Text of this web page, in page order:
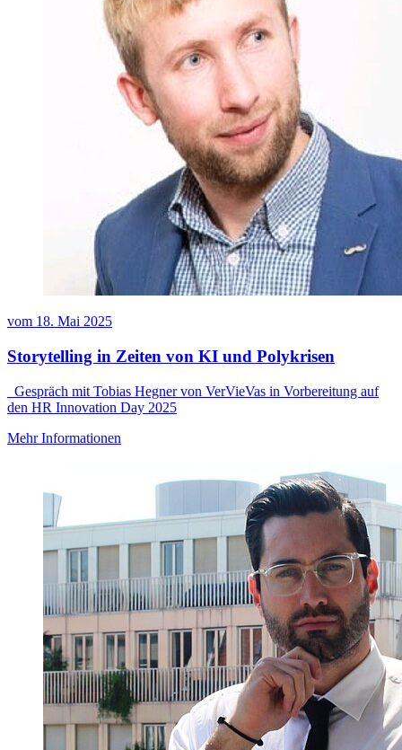
vom 18. Mai 2025
Storytelling in Zeiten von KI und Polykrisen
Gespräch mit Tobias Hegner von VerVieVas in Vorbereitung auf
den HR Innovation Day 2025
Mehr Informationen